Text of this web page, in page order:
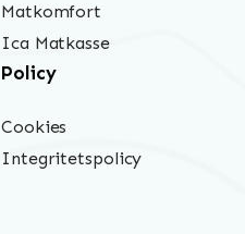
Matkomfort
Ica Matkasse
Policy
Cookies
Integritetspolicy